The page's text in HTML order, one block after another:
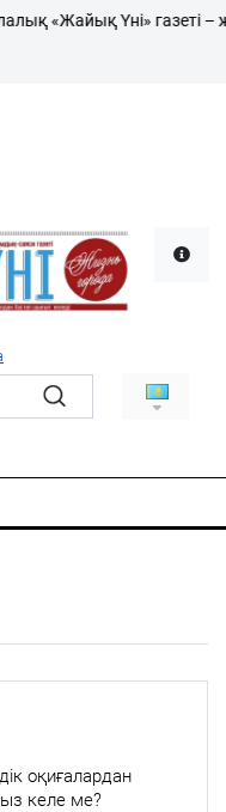
«Жайық Үні» газеті –
оқиғалардан
келе ме?